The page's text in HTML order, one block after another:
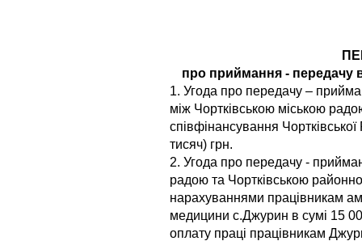
про приймання - передачу
1. Угода про передачу –
між Чортківською міською
співфінансування
тисяч) грн.
2. Угода про передачу -
радою та Чортківською
нарахуваннями працівникам
медицини с.Джурин в сумі 15
оплату праці працівникам